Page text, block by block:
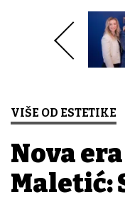
VIŠE OD ESTETIKE
Nova
Maletić: